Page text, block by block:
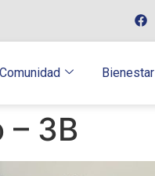
Comunidad Bienestar
– 3B